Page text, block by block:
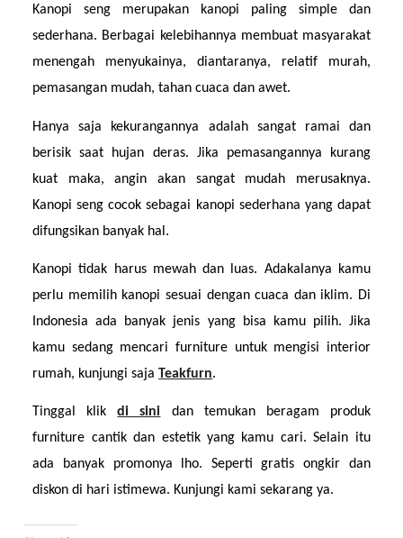
Kanopi seng merupakan kanopi paling simple dan
sederhana. Berbagai kelebihannya membuat masyarakat
menengah menyukainya, diantaranya, relatif murah,
pemasangan mudah, tahan cuaca dan awet.
Hanya saja kekurangannya adalah sangat ramai dan
berisik saat hujan deras. Jika pemasangannya kurang
kuat maka, angin akan sangat mudah merusaknya.
Kanopi seng cocok sebagai kanopi sederhana yang dapat
difungsikan banyak hal.
Kanopi tidak harus mewah dan luas. Adakalanya kamu
perlu memilih kanopi sesuai dengan cuaca dan iklim. Di
Indonesia ada banyak jenis yang bisa kamu pilih. Jika
kamu sedang mencari furniture untuk mengisi interior
rumah, kunjungi saja Teakfurn.
Tinggal klik di sini
dan temukan beragam produk
furniture cantik dan estetik yang kamu cari. Selain itu
ada banyak promonya lho. Seperti gratis ongkir dan
diskon di hari istimewa. Kunjungi kami sekarang ya.